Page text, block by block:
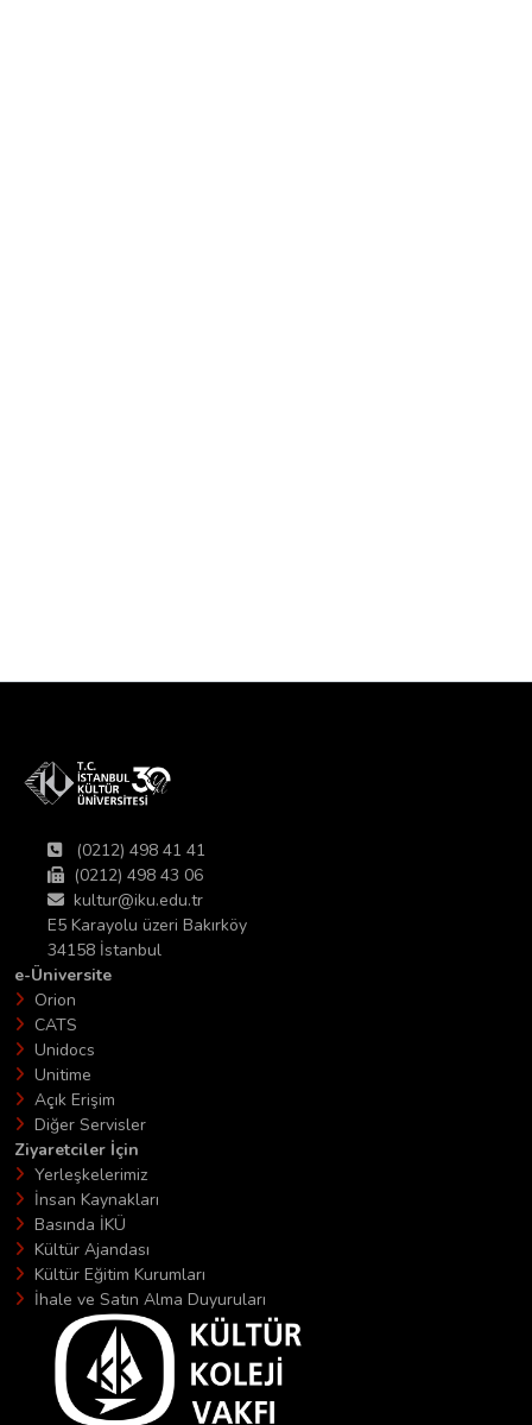
(0212) 498 41 41
(0212) 498 43 06
kultur@iku.edu.tr
E5 Karayolu üzeri Bakırköy
34158 İstanbul
e-Üniversite
Orion
CATS
Unidocs
Unitime
Açık Erişim
Diğer Servisler
Ziyaretciler İçin
Yerleşkelerimiz
İnsan Kaynakları
Basında İKÜ
Kültür Ajandası
Kültür Eğitim Kurumları
İhale ve Satın Alma Duyuruları